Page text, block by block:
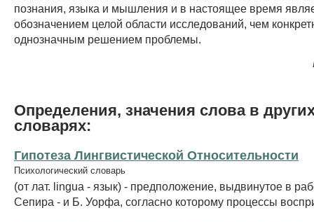
познания, языка и мышления и в настоящее время
обозначением целой области исследований, чем
однозначным решением проблемы.
Определения, значения слова в
словарях:
Гипотеза Лингвистической Относительности
Психологический словарь
(от лат. lingua - язык) - предположение, выдвинутое в
Сепира - и Б. Уорфа, согласно которому процессы